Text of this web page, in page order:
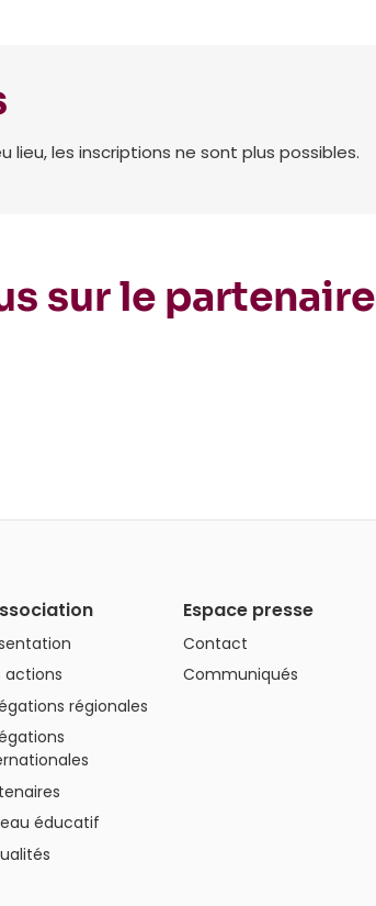
les inscriptions ne sont plus possibles.
sur le partenaire
actions
régionales
éducatif
Espace presse
Contact
Communiqués